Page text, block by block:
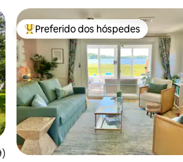
avaliação média de 5, 659 avaliações
Entre os melhores preferidos dos
Preferido dos hóspedes